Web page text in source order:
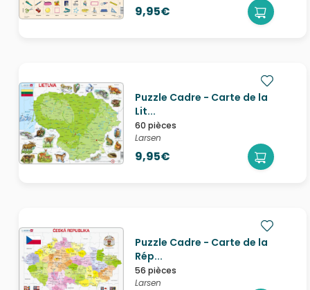
9,95€
Puzzle Cadre - Carte de la
Lit...
60 pièces
Larsen
9,95€
Puzzle Cadre - Carte de la
Rép...
56 pièces
Larsen